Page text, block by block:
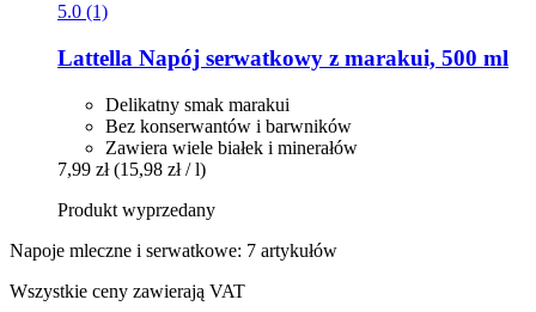
5.0 (1)
Lattella Napój serwatkowy z marakui, 500 ml
Delikatny smak marakui
Bez konserwantów i barwników
Zawiera wiele białek i minerałów
7,99 zł (15,98 zł / l)
Produkt wyprzedany
Napoje mleczne i serwatkowe: 7 artykułów
Wszystkie ceny zawierają VAT